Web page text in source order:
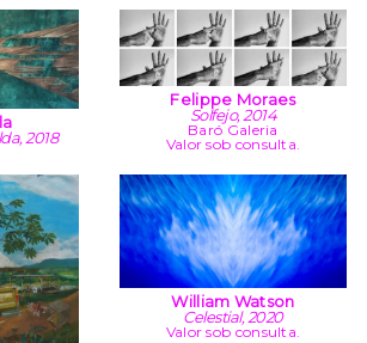
2018
Felippe Moraes
Solfejo, 2014
Baró Galeria
Valor sob consulta.
William Watson
Celestial, 2020
Valor sob consulta.